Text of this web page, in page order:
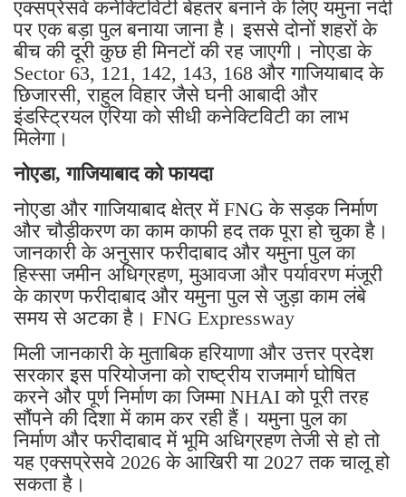
एक्सप्रेसवे कनेक्टिविटी बेहतर बनाने के लिए यमुना नदी
पर एक बड़ा पुल बनाया जाना है। इससे दोनों शहरों के
बीच की दूरी कुछ ही मिनटों की रह जाएगी। नोएडा के
Sector 63, 121, 142, 143, 168 और गाजियाबाद के
छिजारसी, राहुल विहार जैसे घनी आबादी और
इंडस्ट्रियल एरिया को सीधी कनेक्टिविटी का लाभ
मिलेगा।
नोएडा, गाजियाबाद को फायदा
नोएडा और गाजियाबाद क्षेत्र में FNG के सड़क निर्माण
और चौड़ीकरण का काम काफी हद तक पूरा हो चुका है।
जानकारी के अनुसार फरीदाबाद और यमुना पुल का
हिस्सा जमीन अधिग्रहण, मुआवजा और पर्यावरण मंजूरी
के कारण फरीदाबाद और यमुना पुल से जुड़ा काम लंबे
समय से अटका है। FNG Expressway
मिली जानकारी के मुताबिक हरियाणा और उत्तर प्रदेश
सरकार इस परियोजना को राष्ट्रीय राजमार्ग घोषित
करने और पूर्ण निर्माण का जिम्मा NHAI को पूरी तरह
सौंपने की दिशा में काम कर रही हैं। यमुना पुल का
निर्माण और फरीदाबाद में भूमि अधिग्रहण तेजी से हो तो
यह एक्सप्रेसवे 2026 के आखिरी या 2027 तक चालू हो
सकता है।